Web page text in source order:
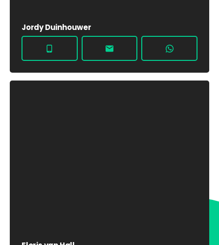
Jordy Duinhouwer